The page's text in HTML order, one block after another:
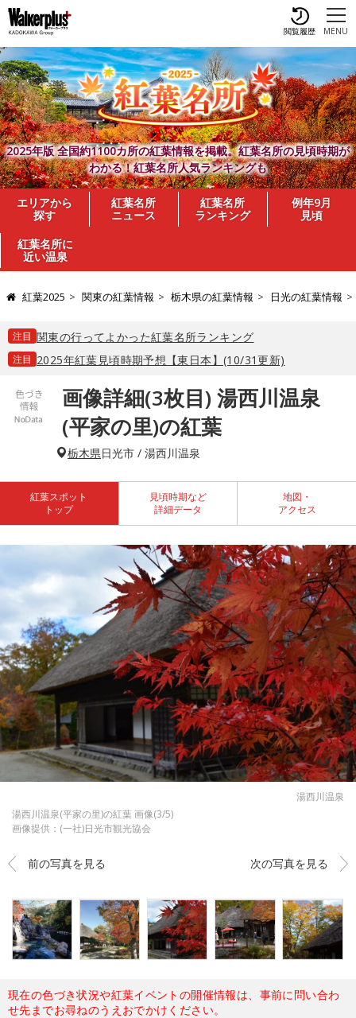
MENU
閲覧履歴
2025年版 全国約1100カ所の紅葉情報を掲載。紅葉名所の見頃時期が
わかる！紅葉名所人気ランキングも
エリアから
探す
紅葉名所
ニュース
紅葉名所
ランキング
例年9月
見頃
紅葉名所に
近い温泉
紅葉2025 関東の紅葉情報 栃木県の紅葉情報 日光の紅葉情報
注目 関東の行ってよかった紅葉名所ランキング
注目 2025年紅葉見頃時期予想【東日本】(10/31更新)
画像詳細(3枚目) 湯西川温泉
(平家の里)の紅葉
栃木県日光市 / 湯西川温泉
紅葉スポット
トップ
見頃時期など
詳細データ
地図・
アクセス
湯西川温泉
湯西川温泉(平家の里)の紅葉 画像(3/5)
画像提供：(一社)日光市観光協会
前の写真を見る 次の写真を見る
現在の色づき状況や紅葉イベントの開催情報は、事前に問い合わ
せ先までお尋ねのうえおでかけください。